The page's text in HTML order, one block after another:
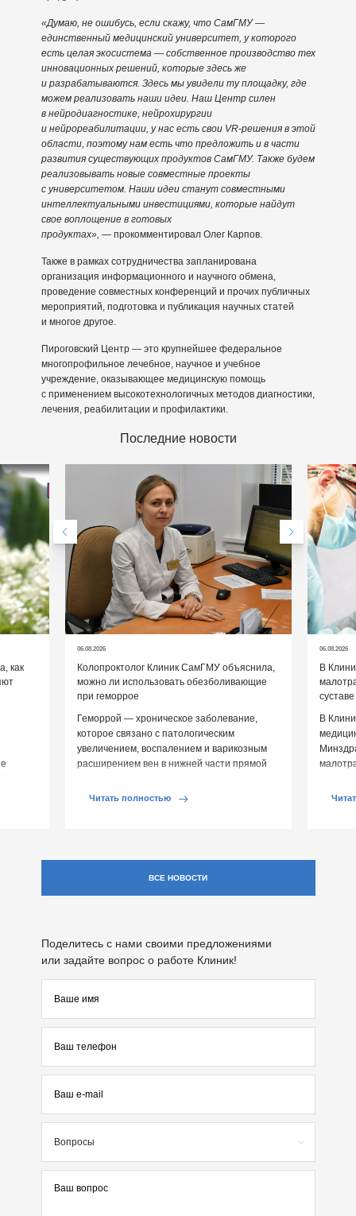
«Думаю, не ошибусь, если скажу, что СамГМУ —
единственный медицинский университет, у которого
есть целая экосистема — собственное производство тех
инновационных решений, которые здесь же
и разрабатываются. Здесь мы увидели ту площадку, где
можем реализовать наши идеи. Наш Центр силен
в нейродиагностике, нейрохирургии
и нейрореабилитации, у нас есть свои VR-решения в этой
области, поэтому нам есть что предложить и в части
развития существующих продуктов СамГМУ. Также будем
реализовывать новые совместные проекты
с университетом. Наши идеи станут совместными
интеллектуальными инвестициями, которые найдут
свое воплощение в готовых
продуктах», —прокомментировал Олег Карпов.
Также в рамках сотрудничества запланирована
организация информационного и научного обмена,
проведение совместных конференций и прочих публичных
мероприятий, подготовка и публикация научных статей
и многое другое.
Пироговский Центр — это крупнейшее федеральное
многопрофильное лечебное, научное и учебное
учреждение, оказывающее медицинскую помощь
с применением высокотехнологичных методов диагностики,
лечения, реабилитации и профилактики.
Последние новости
как
06.08.2026
Колопроктолог Клиник СамГМУ объяснила,
можно ли использовать обезболивающие
при геморрое
Геморрой — хроническое заболевание,
которое связано с патологическим
увеличением, воспалением и варикозным
расширением вен в нижней части прямой
обострении […]
Читать полностью
06.08.2026
В
суставе
В
ВСЕ НОВОСТИ
Поделитесь с нами своими предложениями
или задайте вопрос о работе Клиник!
Вопросы